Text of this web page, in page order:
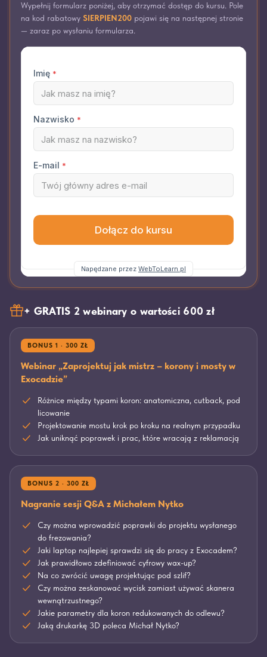
Wypełnij formularz poniżej, aby otrzymać dostęp do kursu. Pole
na kod rabatowy SIERPIEN200 pojawi się na następnej stronie
— zaraz po wysłaniu formularza.
+ GRATIS 2 webinary o wartości 600 zł
BONUS 1 · 300 ZŁ
Webinar „Zaprojektuj jak mistrz – korony i mosty w
Exocadzie”
Różnice między typami koron: anatomiczna, cutback, pod
licowanie
Projektowanie mostu krok po kroku na realnym przypadku
Jak uniknąć poprawek i prac, które wracają z reklamacją
BONUS 2 · 300 ZŁ
Nagranie sesji Q&A z Michałem Nytko
Czy można wprowadzić poprawki do projektu wysłanego
do frezowania?
Jaki laptop najlepiej sprawdzi się do pracy z Exocadem?
Jak prawidłowo zdefiniować cyfrowy wax-up?
Na co zwrócić uwagę projektując pod szlif?
Czy można zeskanować wycisk zamiast używać skanera
wewnątrzustnego?
Jakie parametry dla koron redukowanych do odlewu?
Jaką drukarkę 3D poleca Michał Nytko?